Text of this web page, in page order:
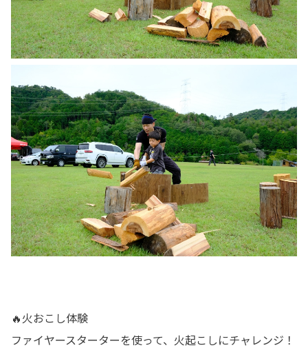
🔥火おこし体験
ファイヤースターターを使って、火起こしにチャレンジ！